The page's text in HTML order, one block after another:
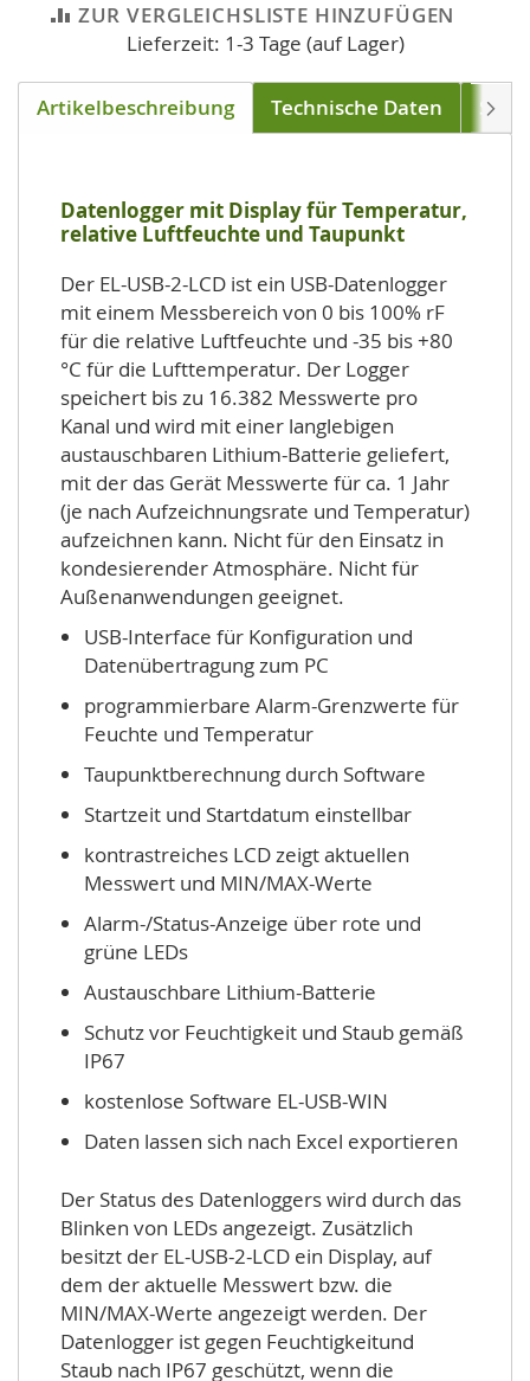
ZUR VERGLEICHSLISTE HINZUFÜGEN
Lieferzeit: 1-3 Tage (auf Lager)
Artikelbeschreibung Technische Daten
Datenlogger mit Display für Temperatur,
relative Luftfeuchte und Taupunkt
Der EL-USB-2-LCD ist ein USB-Datenlogger
mit einem Messbereich von 0 bis 100% rF
für die relative Luftfeuchte und -35 bis +80
°C für die Lufttemperatur. Der Logger
speichert bis zu 16.382 Messwerte pro
Kanal und wird mit einer langlebigen
austauschbaren Lithium-Batterie geliefert,
mit der das Gerät Messwerte für ca. 1 Jahr
(je nach Aufzeichnungsrate und Temperatur)
aufzeichnen kann. Nicht für den Einsatz in
kondesierender Atmosphäre. Nicht für
Außenanwendungen geeignet.
USB-Interface für Konfiguration und
Datenübertragung zum PC
programmierbare Alarm-Grenzwerte für
Feuchte und Temperatur
Taupunktberechnung durch Software
Startzeit und Startdatum einstellbar
kontrastreiches LCD zeigt aktuellen
Messwert und MIN/MAX-Werte
Alarm-/Status-Anzeige über rote und
grüne LEDs
Austauschbare Lithium-Batterie
Schutz vor Feuchtigkeit und Staub gemäß
IP67
kostenlose Software EL-USB-WIN
Daten lassen sich nach Excel exportieren
Der Status des Datenloggers wird durch das
Blinken von LEDs angezeigt. Zusätzlich
besitzt der EL-USB-2-LCD ein Display, auf
dem der aktuelle Messwert bzw. die
MIN/MAX-Werte angezeigt werden. Der
Datenlogger ist gegen Feuchtigkeitund
Staub nach IP67 geschützt, wenn die